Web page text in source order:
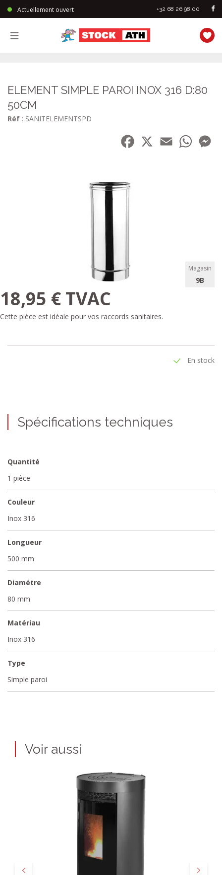
Actuellement ouvert +32 68 26 98 00
ELEMENT SIMPLE PAROI INOX 316 D:80
50CM
Réf : SANITELEMENTSPD
Facebook
Email
Magasin
9B
18,95 € TVAC
Cette pièce est idéale pour vos raccords sanitaires.
En stock
Spécifications techniques
Quantité
1 pièce
Couleur
Inox 316
Longueur
500 mm
Diamétre
80 mm
Matériau
Inox 316
Type
Simple paroi
Voir aussi
Précédent Suivant